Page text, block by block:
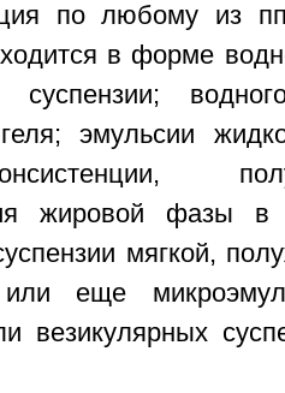
по любому из
в форме
эмульсии
жировой фазы
мягкой,
или еще
везикулярных